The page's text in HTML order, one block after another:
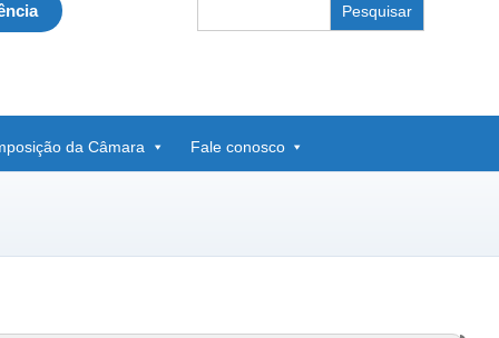
for:
da Câmara Fale conosco